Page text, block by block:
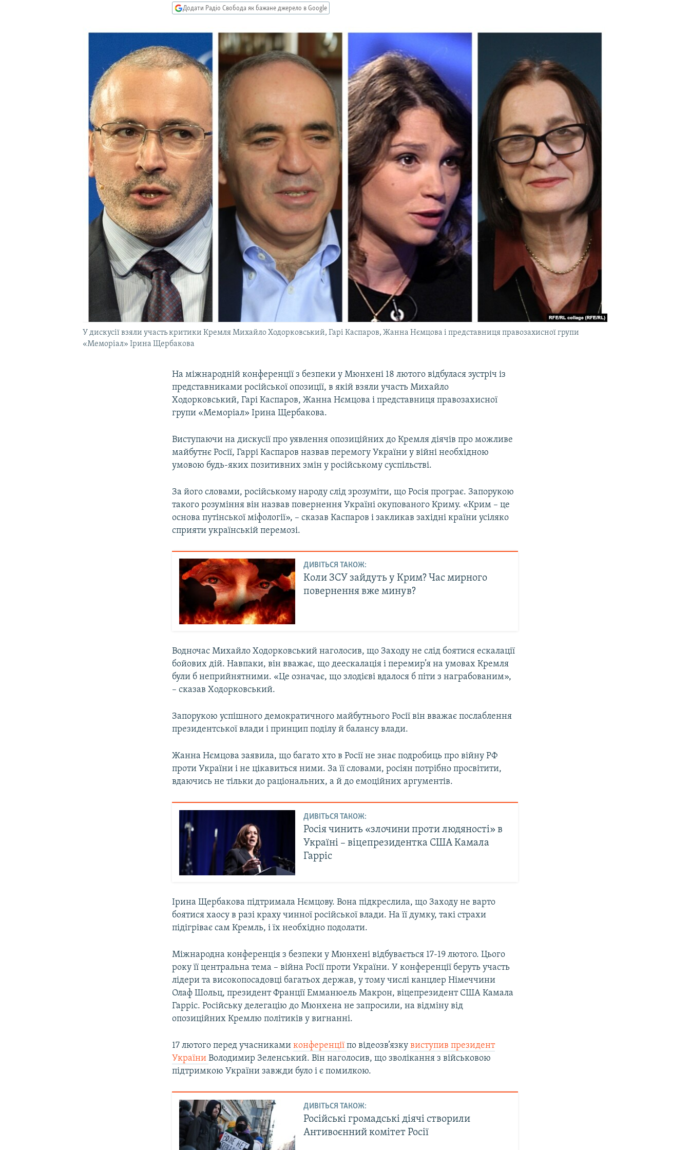
Додати Радіо Свобода як бажане джерело в Google
У дискусії взяли участь критики Кремля Михайло Ходорковський, Гарі Каспаров, Жанна Нємцова і представниця правозахисної групи
«Меморіал» Ірина Щербакова
На міжнародній конференції з безпеки у Мюнхені 18 лютого відбулася зустріч із
представниками російської опозиції, в якій взяли участь Михайло
Ходорковський, Гарі Каспаров, Жанна Нємцова і представниця правозахисної
групи «Меморіал» Ірина Щербакова.
Виступаючи на дискусії про уявлення опозиційних до Кремля діячів про можливе
майбутнє Росії, Гаррі Каспаров назвав перемогу України у війні необхідною
умовою будь-яких позитивних змін у російському суспільстві.
За його словами, російському народу слід зрозуміти, що Росія програє. Запорукою
такого розуміння він назвав повернення Україні окупованого Криму. «Крим – це
основа путінської міфології», – сказав Каспаров і закликав західні країни усіляко
сприяти українській перемозі.
ДИВІТЬСЯ ТАКОЖ:
Коли ЗСУ зайдуть у Крим? Час мирного
повернення вже минув?
Водночас Михайло Ходорковський наголосив, що Заходу не слід боятися ескалації
бойових дій. Навпаки, він вважає, що деескалація і перемир’я на умовах Кремля
були б неприйнятними. «Це означає, що злодієві вдалося б піти з награбованим»,
– сказав Ходорковський.
Запорукою успішного демократичного майбутнього Росії він вважає послаблення
президентської влади і принцип поділу й балансу влади.
Жанна Нємцова заявила, що багато хто в Росії не знає подробиць про війну РФ
проти України і не цікавиться ними. За її словами, росіян потрібно просвітити,
вдаючись не тільки до раціональних, а й до емоційних аргументів.
ДИВІТЬСЯ ТАКОЖ:
Росія чинить «злочини проти людяності» в
Україні – віцепрезидентка США Камала
Гарріс
Ірина Щербакова підтримала Нємцову. Вона підкреслила, що Заходу не варто
боятися хаосу в разі краху чинної російської влади. На її думку, такі страхи
підігріває сам Кремль, і їх необхідно подолати.
Міжнародна конференція з безпеки у Мюнхені відбувається 17-19 лютого. Цього
року її центральна тема – війна Росії проти України. У конференції беруть участь
лідери та високопосадовці багатьох держав, у тому числі канцлер Німеччини
Олаф Шольц, президент Франції Емманюель Макрон, віцепрезидент США Камала
Гарріс. Російську делегацію до Мюнхена не запросили, на відміну від
опозиційних Кремлю політиків у вигнанні.
17 лютого перед учасникамиконференціїпо відеозв’язкувиступив президент
УкраїниВолодимир Зеленський. Він наголосив, що зволікання з військовою
підтримкою України завжди було і є помилкою.
ДИВІТЬСЯ ТАКОЖ:
Російські громадські діячі створили
Антивоєнний комітет Росії